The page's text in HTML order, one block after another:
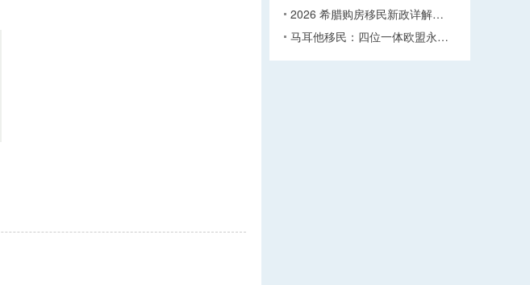
2026 希腊购房移民新政详解…
马耳他移民：四位一体欧盟永…